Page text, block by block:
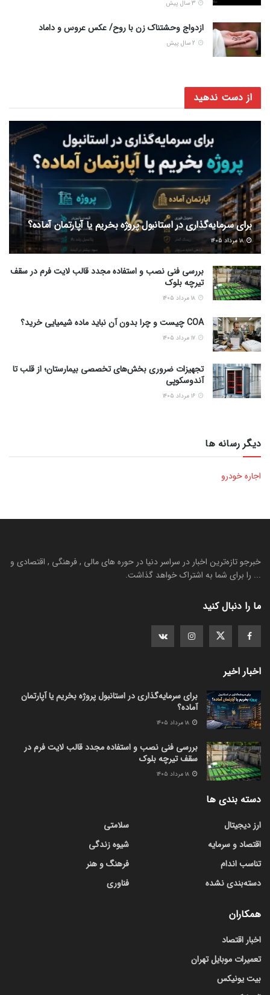
ازدواج وحشتناک زن با روح/ عکس عروس و داماد
از دست ندهید
برای سرمایه‌گذاری در استانبول پروژه بخریم یا آپارتمان آماده؟
۱۸ مرداد ۱۴۰۵
بررسی فنی نصب و استفاده مجدد قالب لایت فرم در سقف
تیرچه بلوک
COA چیست و چرا بدون آن نباید ماده شیمیایی خرید؟
تجهیزات ضروری بخش‌های تخصصی بیمارستان؛ از قلب تا
آندوسکوپی
دیگر رسانه ها
اجاره خودرو
خبرجو تازه‌ترین اخبار در سراسر دنیا در حوره های مالی , فرهنگی , اقتصادی و
... را برای شما به اشتراک خواهد گذاشت.
ما را دنبال کنید
اخبار اخیر
برای سرمایه‌گذاری در استانبول پروژه بخریم یا آپارتمان
آماده؟
بررسی فنی نصب و استفاده مجدد قالب لایت فرم در
سقف تیرچه بلوک
دسته بندی ها
ارز دیجیتال
اقتصاد و سرمایه
تناسب اندام
دسته‌بندی نشده
سلامتی
شیوه زندگی
فرهنگ و هنر
فناوری
همکاران
اخبار اقتصاد
تعمیرات موبایل تهران
بیت یونیکس